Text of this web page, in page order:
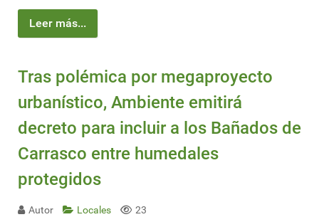
Leer más...
Tras polémica por megaproyecto
urbanístico, Ambiente emitirá
decreto para incluir a los Bañados de
Carrasco entre humedales
protegidos
Autor Locales 23